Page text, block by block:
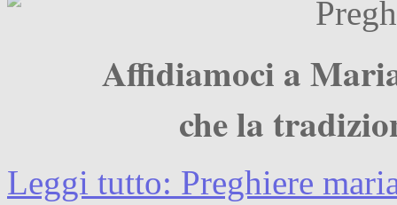
Affidiamoci a
che la
Leggi tutto: Preghiere